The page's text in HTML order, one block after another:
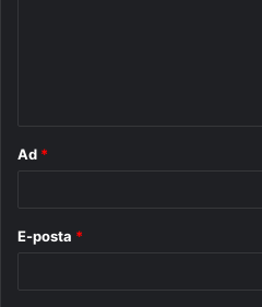
Ad *
E-posta *